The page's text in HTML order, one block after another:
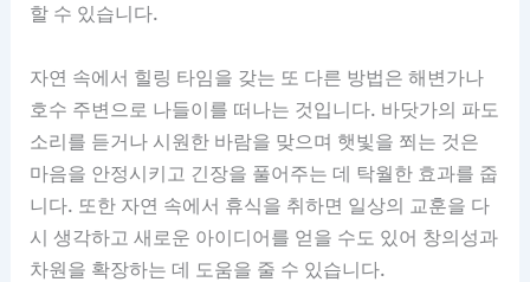
할 수 있습니다.
자연 속에서 힐링 타임을 갖는 또 다른 방법은 해변가나
호수 주변으로 나들이를 떠나는 것입니다. 바닷가의 파도
소리를 듣거나 시원한 바람을 맞으며 햇빛을 쬐는 것은
마음을 안정시키고 긴장을 풀어주는 데 탁월한 효과를 줍
니다. 또한 자연 속에서 휴식을 취하면 일상의 교훈을 다
시 생각하고 새로운 아이디어를 얻을 수도 있어 창의성과
차원을 확장하는 데 도움을 줄 수 있습니다.